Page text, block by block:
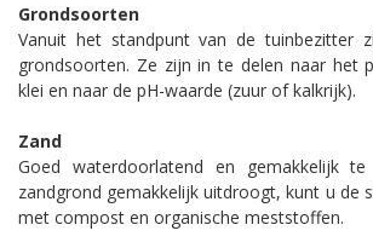
Grondsoorten
Vanuit het standpunt van de tuinbezitter
grondsoorten. Ze zijn in te delen naar het
klei en naar de pH-waarde (zuur of kalkrijk).
Zand
Goed waterdoorlatend en gemakkelijk
zandgrond gemakkelijk uitdroogt, kunt u de
met compost en organische meststoffen.